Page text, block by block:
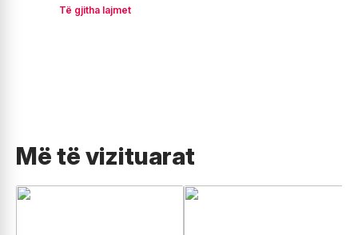
Të gjitha lajmet
Më të vizituarat